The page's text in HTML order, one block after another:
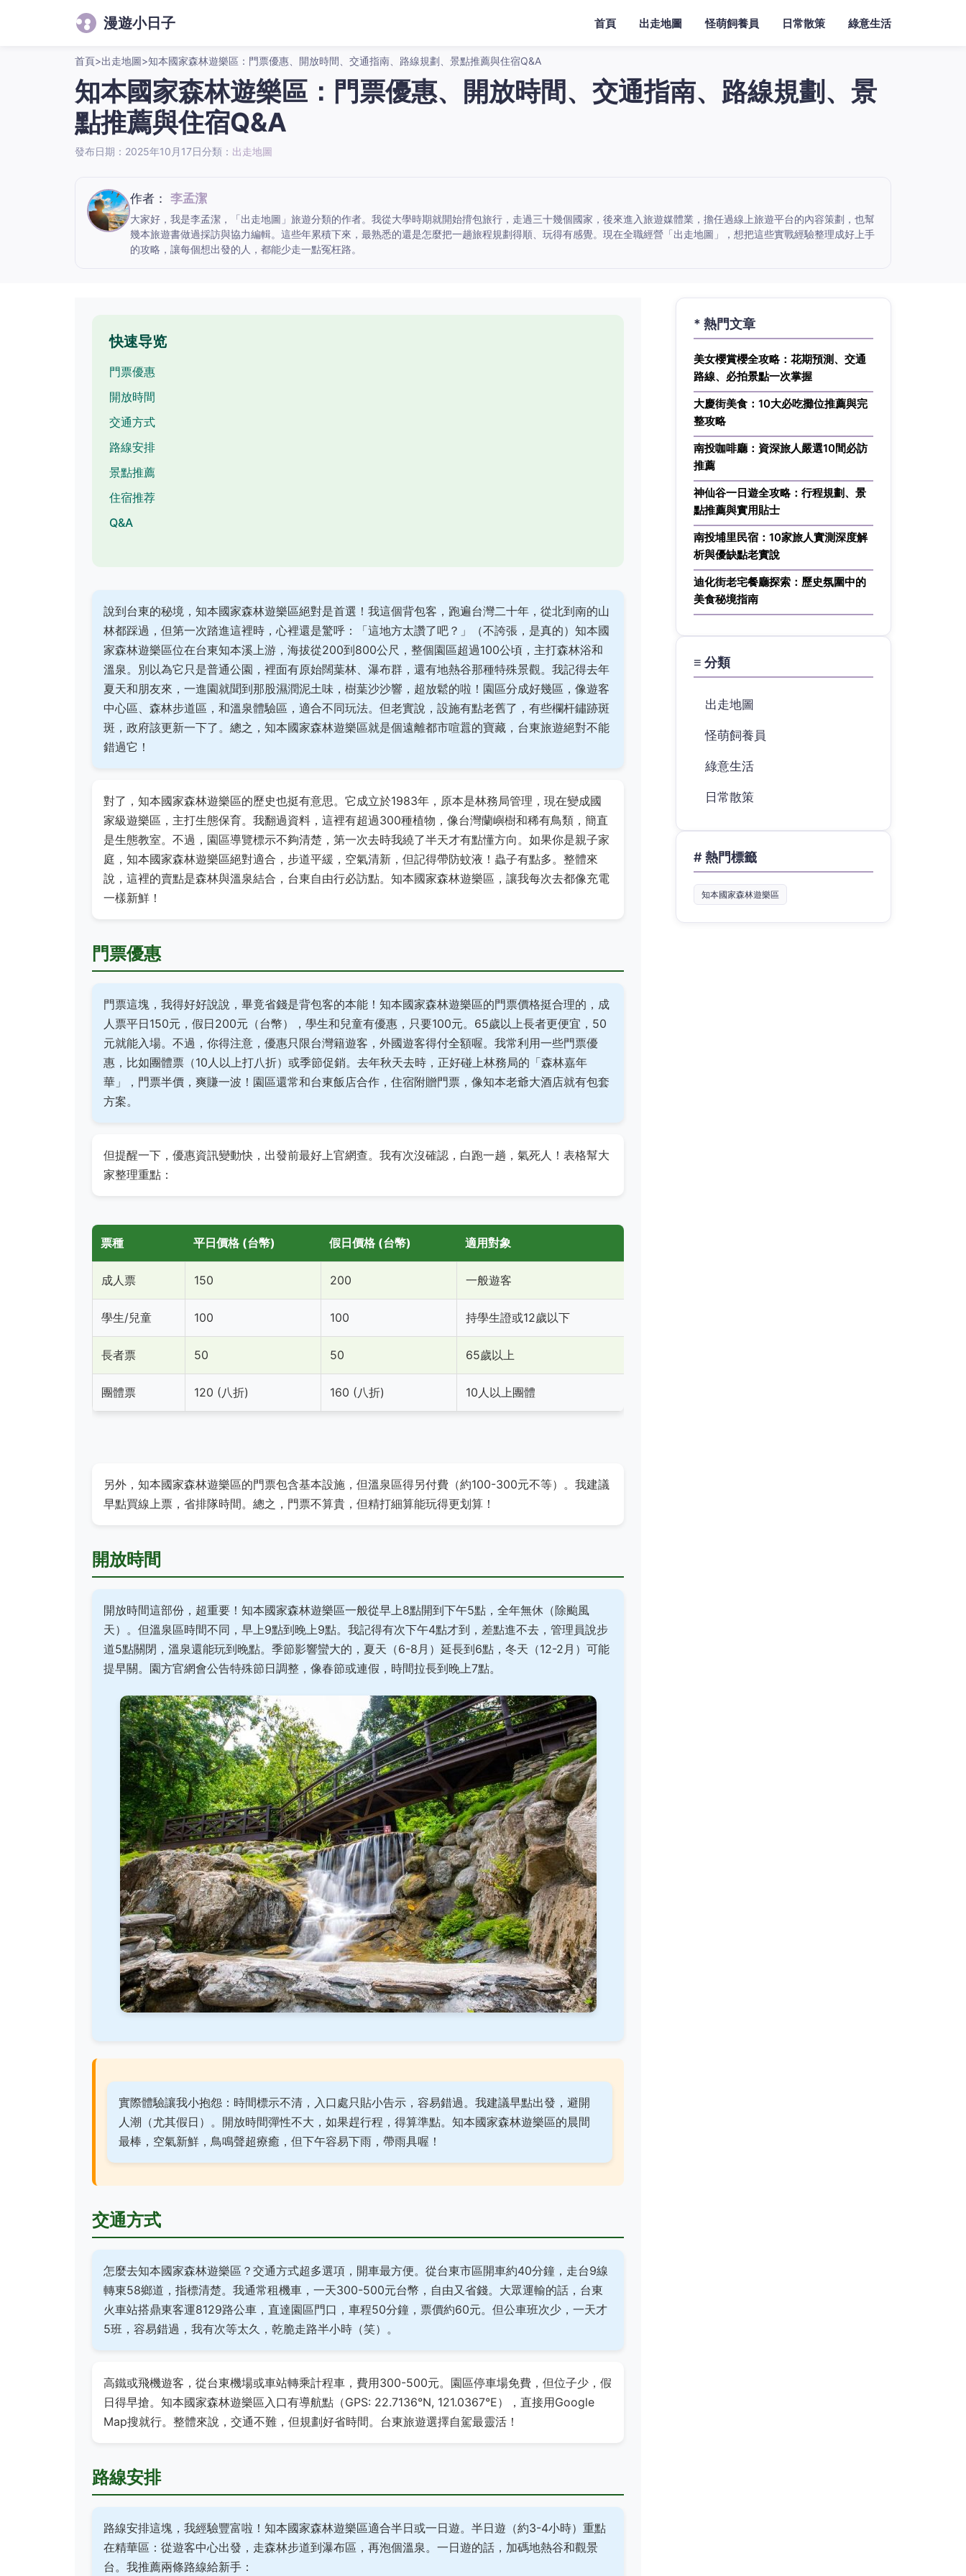
漫遊小日子 首頁 出走地圖 怪萌飼養員 日常散策 綠意生活
首頁>出走地圖>知本國家森林遊樂區：門票優惠、開放時間、交通指南、路線規劃、景點推薦與住宿Q&A
知本國家森林遊樂區：門票優惠、開放時間、交通指南、路線規劃、景
點推薦與住宿Q&A
發布日期：2025年10月17日分類： 出走地圖
作者： 李孟潔
大家好，我是李孟潔，「出走地圖」旅遊分類的作者。我從大學時期就開始揹包旅行，走過三十幾個國家，後來進入旅遊媒體業，擔任過線上旅遊平台的內容策劃，也幫
幾本旅遊書做過採訪與協力編輯。這些年累積下來，最熟悉的還是怎麼把一趟旅程規劃得順、玩得有感覺。現在全職經營「出走地圖」，想把這些實戰經驗整理成好上手
的攻略，讓每個想出發的人，都能少走一點冤枉路。
快速导览
門票優惠
開放時間
交通方式
路線安排
景點推薦
住宿推荐
Q&A
說到台東的秘境，知本國家森林遊樂區絕對是首選！我這個背包客，跑遍台灣二十年，從北到南的山
林都踩過，但第一次踏進這裡時，心裡還是驚呼：「這地方太讚了吧？」（不誇張，是真的）知本國
家森林遊樂區位在台東知本溪上游，海拔從200到800公尺，整個園區超過100公頃，主打森林浴和
溫泉。別以為它只是普通公園，裡面有原始闊葉林、瀑布群，還有地熱谷那種特殊景觀。我記得去年
夏天和朋友來，一進園就聞到那股濕潤泥土味，樹葉沙沙響，超放鬆的啦！園區分成好幾區，像遊客
中心區、森林步道區，和溫泉體驗區，適合不同玩法。但老實說，設施有點老舊了，有些欄杆鏽跡斑
斑，政府該更新一下了。總之，知本國家森林遊樂區就是個遠離都市喧囂的寶藏，台東旅遊絕對不能
錯過它！
對了，知本國家森林遊樂區的歷史也挺有意思。它成立於1983年，原本是林務局管理，現在變成國
家級遊樂區，主打生態保育。我翻過資料，這裡有超過300種植物，像台灣蘭嶼樹和稀有鳥類，簡直
是生態教室。不過，園區導覽標示不夠清楚，第一次去時我繞了半天才有點懂方向。如果你是親子家
庭，知本國家森林遊樂區絕對適合，步道平緩，空氣清新，但記得帶防蚊液！蟲子有點多。整體來
說，這裡的賣點是森林與溫泉結合，台東自由行必訪點。知本國家森林遊樂區，讓我每次去都像充電
一樣新鮮！
門票優惠
門票這塊，我得好好說說，畢竟省錢是背包客的本能！知本國家森林遊樂區的門票價格挺合理的，成
人票平日150元，假日200元（台幣），學生和兒童有優惠，只要100元。65歲以上長者更便宜，50
元就能入場。不過，你得注意，優惠只限台灣籍遊客，外國遊客得付全額喔。我常利用一些門票優
惠，比如團體票（10人以上打八折）或季節促銷。去年秋天去時，正好碰上林務局的「森林嘉年
華」，門票半價，爽賺一波！園區還常和台東飯店合作，住宿附贈門票，像知本老爺大酒店就有包套
方案。
但提醒一下，優惠資訊變動快，出發前最好上官網查。我有次沒確認，白跑一趟，氣死人！表格幫大
家整理重點：
票種 平日價格 (台幣) 假日價格 (台幣) 適用對象
成人票 150 200 一般遊客
學生/兒童 100 100 持學生證或12歲以下
長者票 50 50 65歲以上
團體票 120 (八折) 160 (八折) 10人以上團體
另外，知本國家森林遊樂區的門票包含基本設施，但溫泉區得另付費（約100-300元不等）。我建議
早點買線上票，省排隊時間。總之，門票不算貴，但精打細算能玩得更划算！
開放時間
開放時間這部份，超重要！知本國家森林遊樂區一般從早上8點開到下午5點，全年無休（除颱風
天）。但溫泉區時間不同，早上9點到晚上9點。我記得有次下午4點才到，差點進不去，管理員說步
道5點關閉，溫泉還能玩到晚點。季節影響蠻大的，夏天（6-8月）延長到6點，冬天（12-2月）可能
提早關。園方官網會公告特殊節日調整，像春節或連假，時間拉長到晚上7點。
實際體驗讓我小抱怨：時間標示不清，入口處只貼小告示，容易錯過。我建議早點出發，避開
人潮（尤其假日）。開放時間彈性不大，如果趕行程，得算準點。知本國家森林遊樂區的晨間
最棒，空氣新鮮，鳥鳴聲超療癒，但下午容易下雨，帶雨具喔！
交通方式
怎麼去知本國家森林遊樂區？交通方式超多選項，開車最方便。從台東市區開車約40分鐘，走台9線
轉東58鄉道，指標清楚。我通常租機車，一天300-500元台幣，自由又省錢。大眾運輸的話，台東
火車站搭鼎東客運8129路公車，直達園區門口，車程50分鐘，票價約60元。但公車班次少，一天才
5班，容易錯過，我有次等太久，乾脆走路半小時（笑）。
高鐵或飛機遊客，從台東機場或車站轉乘計程車，費用300-500元。園區停車場免費，但位子少，假
日得早搶。知本國家森林遊樂區入口有導航點（GPS: 22.7136°N, 121.0367°E），直接用Google
Map搜就行。整體來說，交通不難，但規劃好省時間。台東旅遊選擇自駕最靈活！
路線安排
路線安排這塊，我經驗豐富啦！知本國家森林遊樂區適合半日或一日遊。半日遊（約3-4小時）重點
在精華區：從遊客中心出發，走森林步道到瀑布區，再泡個溫泉。一日遊的話，加碼地熱谷和觀景
台。我推薦兩條路線給新手：
* 熱門文章
美女櫻賞櫻全攻略：花期預測、交通
路線、必拍景點一次掌握
大慶街美食：10大必吃攤位推薦與完
整攻略
南投咖啡廳：資深旅人嚴選10間必訪
推薦
神仙谷一日遊全攻略：行程規劃、景
點推薦與實用貼士
南投埔里民宿：10家旅人實測深度解
析與優缺點老實說
迪化街老宅餐廳探索：歷史氛圍中的
美食秘境指南
≡ 分類
出走地圖
怪萌飼養員
綠意生活
日常散策
# 熱門標籤
知本國家森林遊樂區